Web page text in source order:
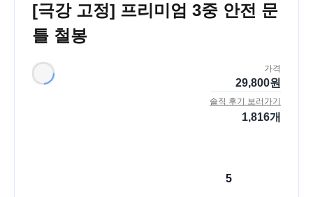
[극강 고정] 프리미엄 3중 안전 문
틀 철봉
가격
29,800원
솔직 후기 보러가기
1,816개
5